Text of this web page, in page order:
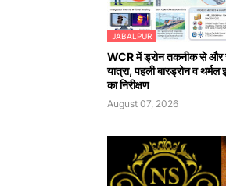
JABALPUR
WCR में ड्रोन तकनीक से और
यात्रा, पहली बारड्रोन व
का निरीक्षण
August 07, 2026